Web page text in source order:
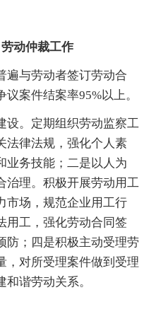
动仲裁工作
遍与劳动者签订劳动合
案件结案率95%以上。
设。定期组织劳动监察工
法律法规，强化个人素
业务技能；二是以人为
治理。积极开展劳动用工
市场，规范企业用工行
用工，强化劳动合同签
防；四是积极主动受理劳
，对所受理案件做到受理
谐劳动关系。